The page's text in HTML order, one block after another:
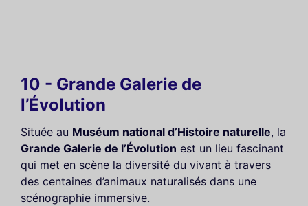
10 - Grande Galerie de
l’Évolution
Située au Muséum national d’Histoire naturelle, la
Grande Galerie de l’Évolution est un lieu fascinant
qui met en scène la diversité du vivant à travers
des centaines d’animaux naturalisés dans une
scénographie immersive.